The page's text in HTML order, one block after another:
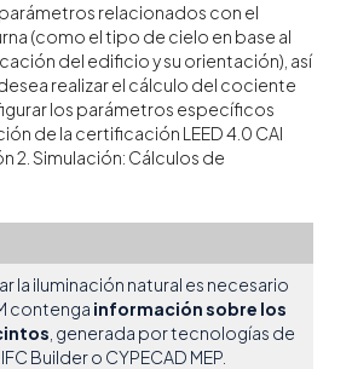
relacionados con el
(como el tipo de cielo en base al
del edificio y su orientación), así
realizar el cálculo del cociente
los parámetros específicos
de la certificación LEED 4.0 CAI
2. Simulación: Cálculos de
la iluminación natural es necesario
contenga información sobre los
, generada por tecnologías de
Builder o CYPECAD MEP.